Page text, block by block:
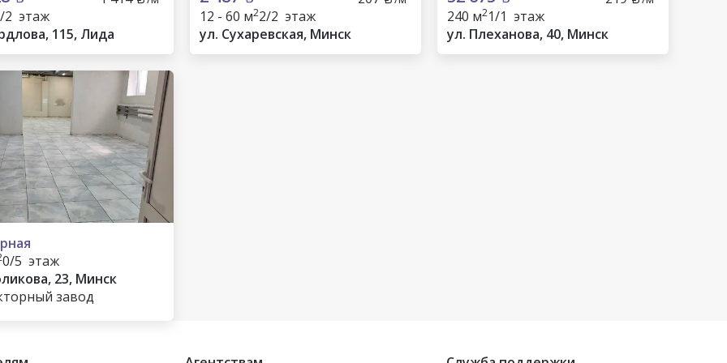
2 этаж
115, Лида
12 - 60 м22/2 этаж
ул. Сухаревская, Минск
240 м21/1 этаж
ул. Плеханова, 40, Минск
0/5 этаж
23, Минск
завод